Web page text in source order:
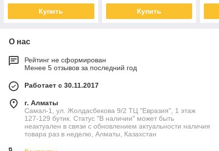
Купить Купить
О нас
Рейтинг не сформирован
Менее 5 отзывов за последний год
Работает с 30.11.2017
г. Алматы
Самал-1, ул. Жолдасбекова 9/2 ТЦ "Евразия", 1 этаж
127-129 бутик. Статус "В наличии" может быть
неактуален в связи с обновлением актуальности наличия
товара раз в неделю, Алматы, Казахстан